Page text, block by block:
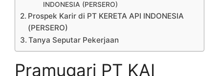
INDONESIA (PERSERO)
Prospek Karir di PT KERETA API INDONESIA
(PERSERO)
Tanya Seputar Pekerjaan
Pramugari PT KAI